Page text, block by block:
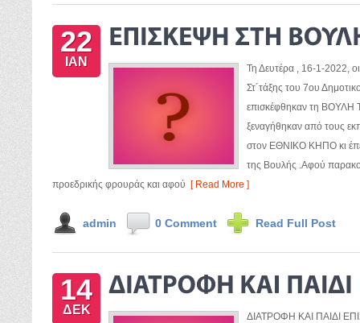
22
ΙΑΝ
Τη Δευτέρα , 16-1-2022, οι
Στ´τάξης του 7ου
επισκέφθηκαν τη
ξεναγήθηκαν από τους
στον ΕΘΝΙΚΟ ΚΗΠΟ κι
της Βουλής .Αφού
προεδρικής φρουράς και αφού [ Read More ]
admin 0 Comment Read Full Post
14
ΔΕΚ
ΔΙΑΤΡΟΦΗ ΚΑΙ ΠΑΙΔΙ